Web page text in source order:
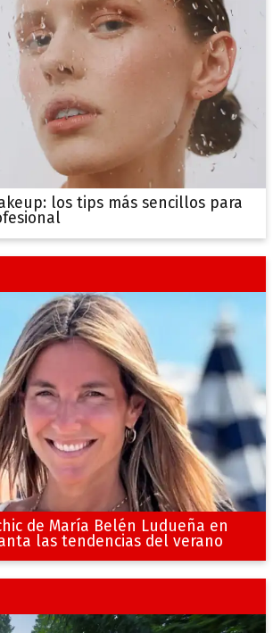
los tips más sencillos para
de María Belén Ludueña en
las tendencias del verano